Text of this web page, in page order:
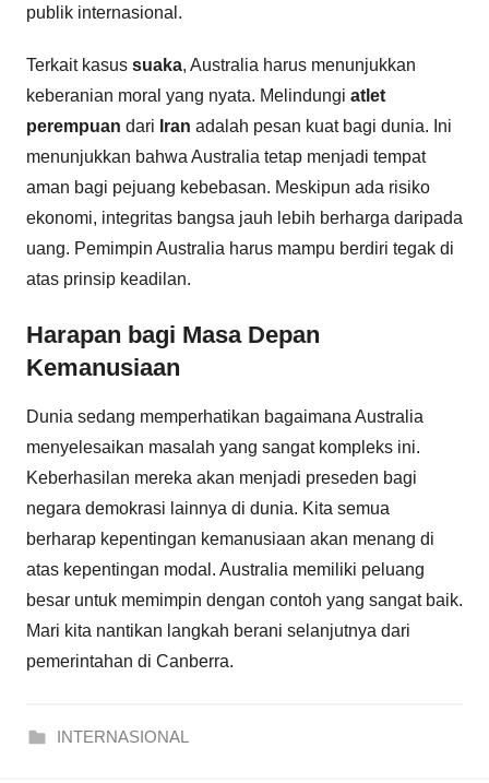
publik internasional.
Terkait kasus suaka, Australia harus menunjukkan
keberanian moral yang nyata. Melindungi atlet
perempuan dari Iran adalah pesan kuat bagi dunia. Ini
menunjukkan bahwa Australia tetap menjadi tempat
aman bagi pejuang kebebasan. Meskipun ada risiko
ekonomi, integritas bangsa jauh lebih berharga daripada
uang. Pemimpin Australia harus mampu berdiri tegak di
atas prinsip keadilan.
Harapan bagi Masa Depan
Kemanusiaan
Dunia sedang memperhatikan bagaimana Australia
menyelesaikan masalah yang sangat kompleks ini.
Keberhasilan mereka akan menjadi preseden bagi
negara demokrasi lainnya di dunia. Kita semua
berharap kepentingan kemanusiaan akan menang di
atas kepentingan modal. Australia memiliki peluang
besar untuk memimpin dengan contoh yang sangat baik.
Mari kita nantikan langkah berani selanjutnya dari
pemerintahan di Canberra.
INTERNASIONAL